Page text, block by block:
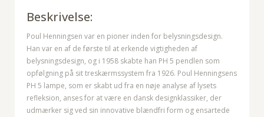
Beskrivelse:
Poul Henningsen var en pioner inden for belysningsdesign.
Han var en af de første til at erkende vigtigheden af
belysningsdesign, og i 1958 skabte han PH 5 pendlen som
opfølgning på sit treskærmssystem fra 1926. Poul Henningsens
PH 5 lampe, som er skabt ud fra en nøje analyse af lysets
refleksion, anses for at være en dansk designklassiker, der
udmærker sig ved sin innovative blændfri form og ensartede